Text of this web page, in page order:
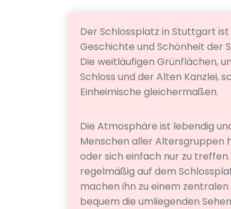
Der Schlossplatz in Stuttgart
Geschichte und Schönheit der
Die weitläufigen Grünflächen,
Schloss und der Alten Kanzlei,
Einheimische gleichermaßen.
Die Atmosphäre ist lebendig
Menschen aller Altersgruppen
oder sich einfach nur zu
regelmäßig auf dem
machen ihn zu einem
bequem die umliegenden